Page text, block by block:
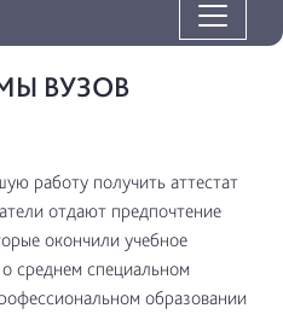
ВУЗОВ
работу получить аттестат
отдают предпочтение
окончили учебное
среднем специальном
образовании